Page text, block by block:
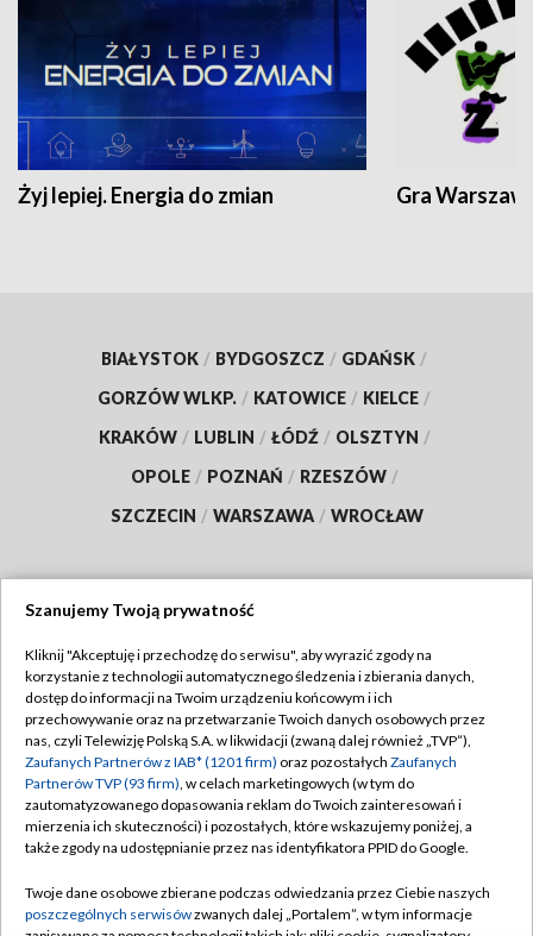
Żyj lepiej. Energia do zmian Gra
BIAŁYSTOK / BYDGOSZCZ / GDAŃSK /
GORZÓW WLKP. / KATOWICE / KIELCE /
KRAKÓW / LUBLIN / ŁÓDŹ / OLSZTYN /
OPOLE / POZNAŃ / RZESZÓW /
SZCZECIN / WARSZAWA / WROCŁAW
TVP
Abonament TVP
Emisja w TVP
Centrum informacji TVP
Naziemna Telewizja Cyfrowa
Rada Programowa
Regulamin TVP
Polityka prywatności
Moje zgody
Pomoc
Kontakt
Szanujemy Twoją prywatność
Kliknij "Akceptuję i przechodzę do serwisu", aby wyrazić zgody na
korzystanie z technologii automatycznego śledzenia i zbierania danych,
dostęp do informacji na Twoim urządzeniu końcowym i ich
przechowywanie oraz na przetwarzanie Twoich danych osobowych przez
nas, czyli Telewizję Polską S.A. w likwidacji (zwaną dalej również „TVP”),
Zaufanych Partnerów z IAB* (1201 firm) oraz pozostałych Zaufanych
Partnerów TVP (93 firm), w celach marketingowych (w tym do
zautomatyzowanego dopasowania reklam do Twoich zainteresowań i
mierzenia ich skuteczności) i pozostałych, które wskazujemy poniżej, a
także zgody na udostępnianie przez nas identyfikatora PPID do Google.
Twoje dane osobowe zbierane podczas odwiedzania przez Ciebie naszych
poszczególnych serwisówzwanych dalej „Portalem”, w tym informacje